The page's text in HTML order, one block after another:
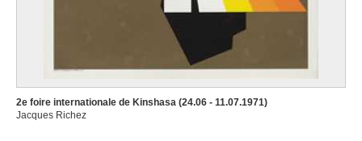
2e foire internationale de Kinshasa (24.06 - 11.07.1971)
Jacques Richez